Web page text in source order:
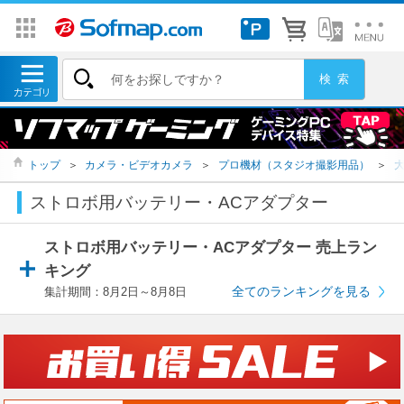
トップ ＞ カメラ・ビデオカメラ ＞ プロ機材（スタジオ撮影用品） ＞
ストロボ用バッテリー・ACアダプター
ストロボ用バッテリー・ACアダプター 売上ラン
キング
集計期間：8月2日～8月8日 全てのランキングを見る